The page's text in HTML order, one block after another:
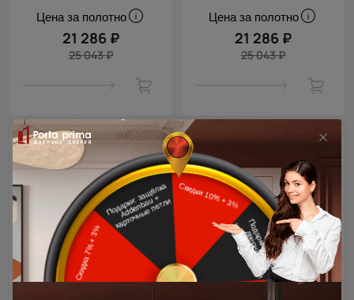
Цена за полотно
21 286 ₽
25 043 ₽
Цена за полотно
21 286 ₽
25 043 ₽
- 15% скидка
Межкомнатная дверь
Siena Neo Classic Decoro /
Сиена Нео Классик
Декоро
Дуб антик
- 15% скидка
Межкомнатная дверь
Milano Neo Classic Decoro
/ Милано Нео Классик
Декоро
Рустик